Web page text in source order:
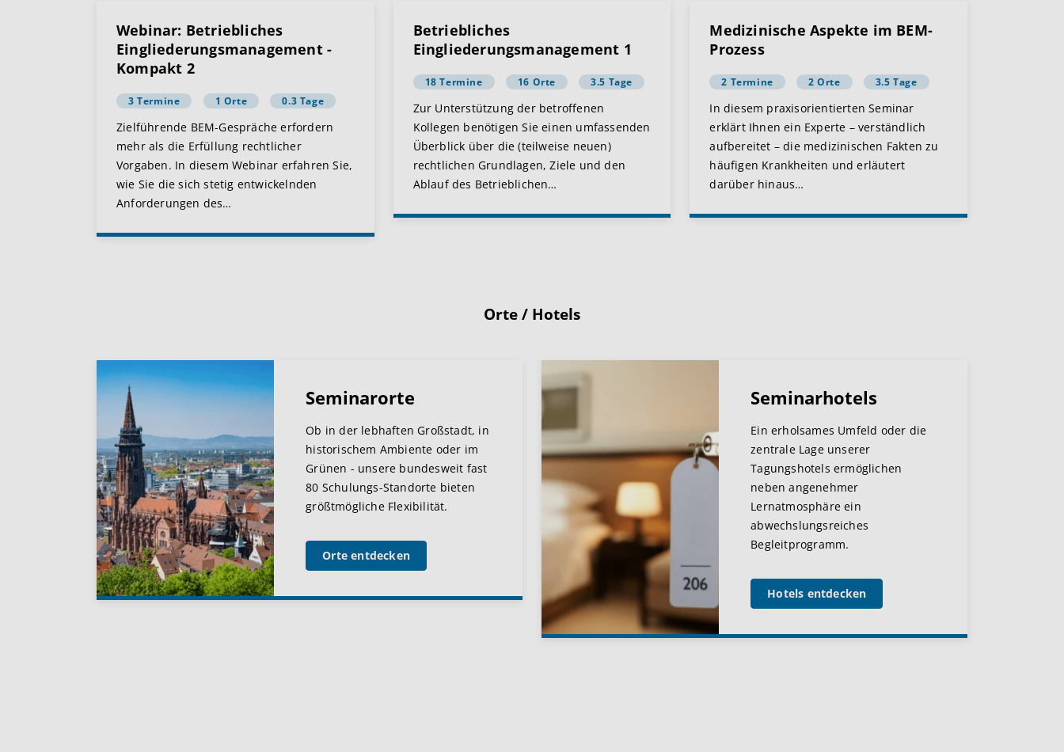
Webinar: Betriebliches
Eingliederungsmanagement -
Kompakt 2
3 Termine 1 Orte 0.3 Tage
Zielführende BEM-Gespräche erfordern
mehr als die Erfüllung rechtlicher
Vorgaben. In diesem Webinar erfahren Sie,
wie Sie die sich stetig entwickelnden
Anforderungen des…
Betriebliches
Eingliederungsmanagement 1
18 Termine 16 Orte 3.5 Tage
Zur Unterstützung der betroffenen
Kollegen benötigen Sie einen umfassenden
Überblick über die (teilweise neuen)
rechtlichen Grundlagen, Ziele und den
Ablauf des Betrieblichen…
Medizinische Aspekte im BEM-
Prozess
2 Termine 2 Orte 3.5 Tage
In diesem praxisorientierten Seminar
erklärt Ihnen ein Experte – verständlich
aufbereitet – die medizinischen Fakten zu
häufigen Krankheiten und erläutert
darüber hinaus…
Orte / Hotels
Seminarorte
Ob in der lebhaften Großstadt, in
historischem Ambiente oder im
Grünen - unsere bundesweit fast
80 Schulungs-Standorte bieten
größtmögliche Flexibilität.
Orte entdecken
Seminarhotels
Ein erholsames Umfeld oder die
zentrale Lage unserer
Tagungshotels ermöglichen
neben angenehmer
Lernatmosphäre ein
abwechslungsreiches
Begleitprogramm.
Hotels entdecken